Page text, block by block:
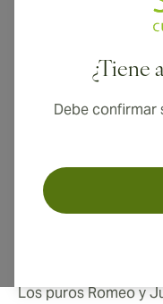
¿Tiene
Debe confirmar
una nueva
modernos, Romeo y
la producción y la
marca. Para que
Julieta adecuado
Puro Estilo
Los puros Romeo y